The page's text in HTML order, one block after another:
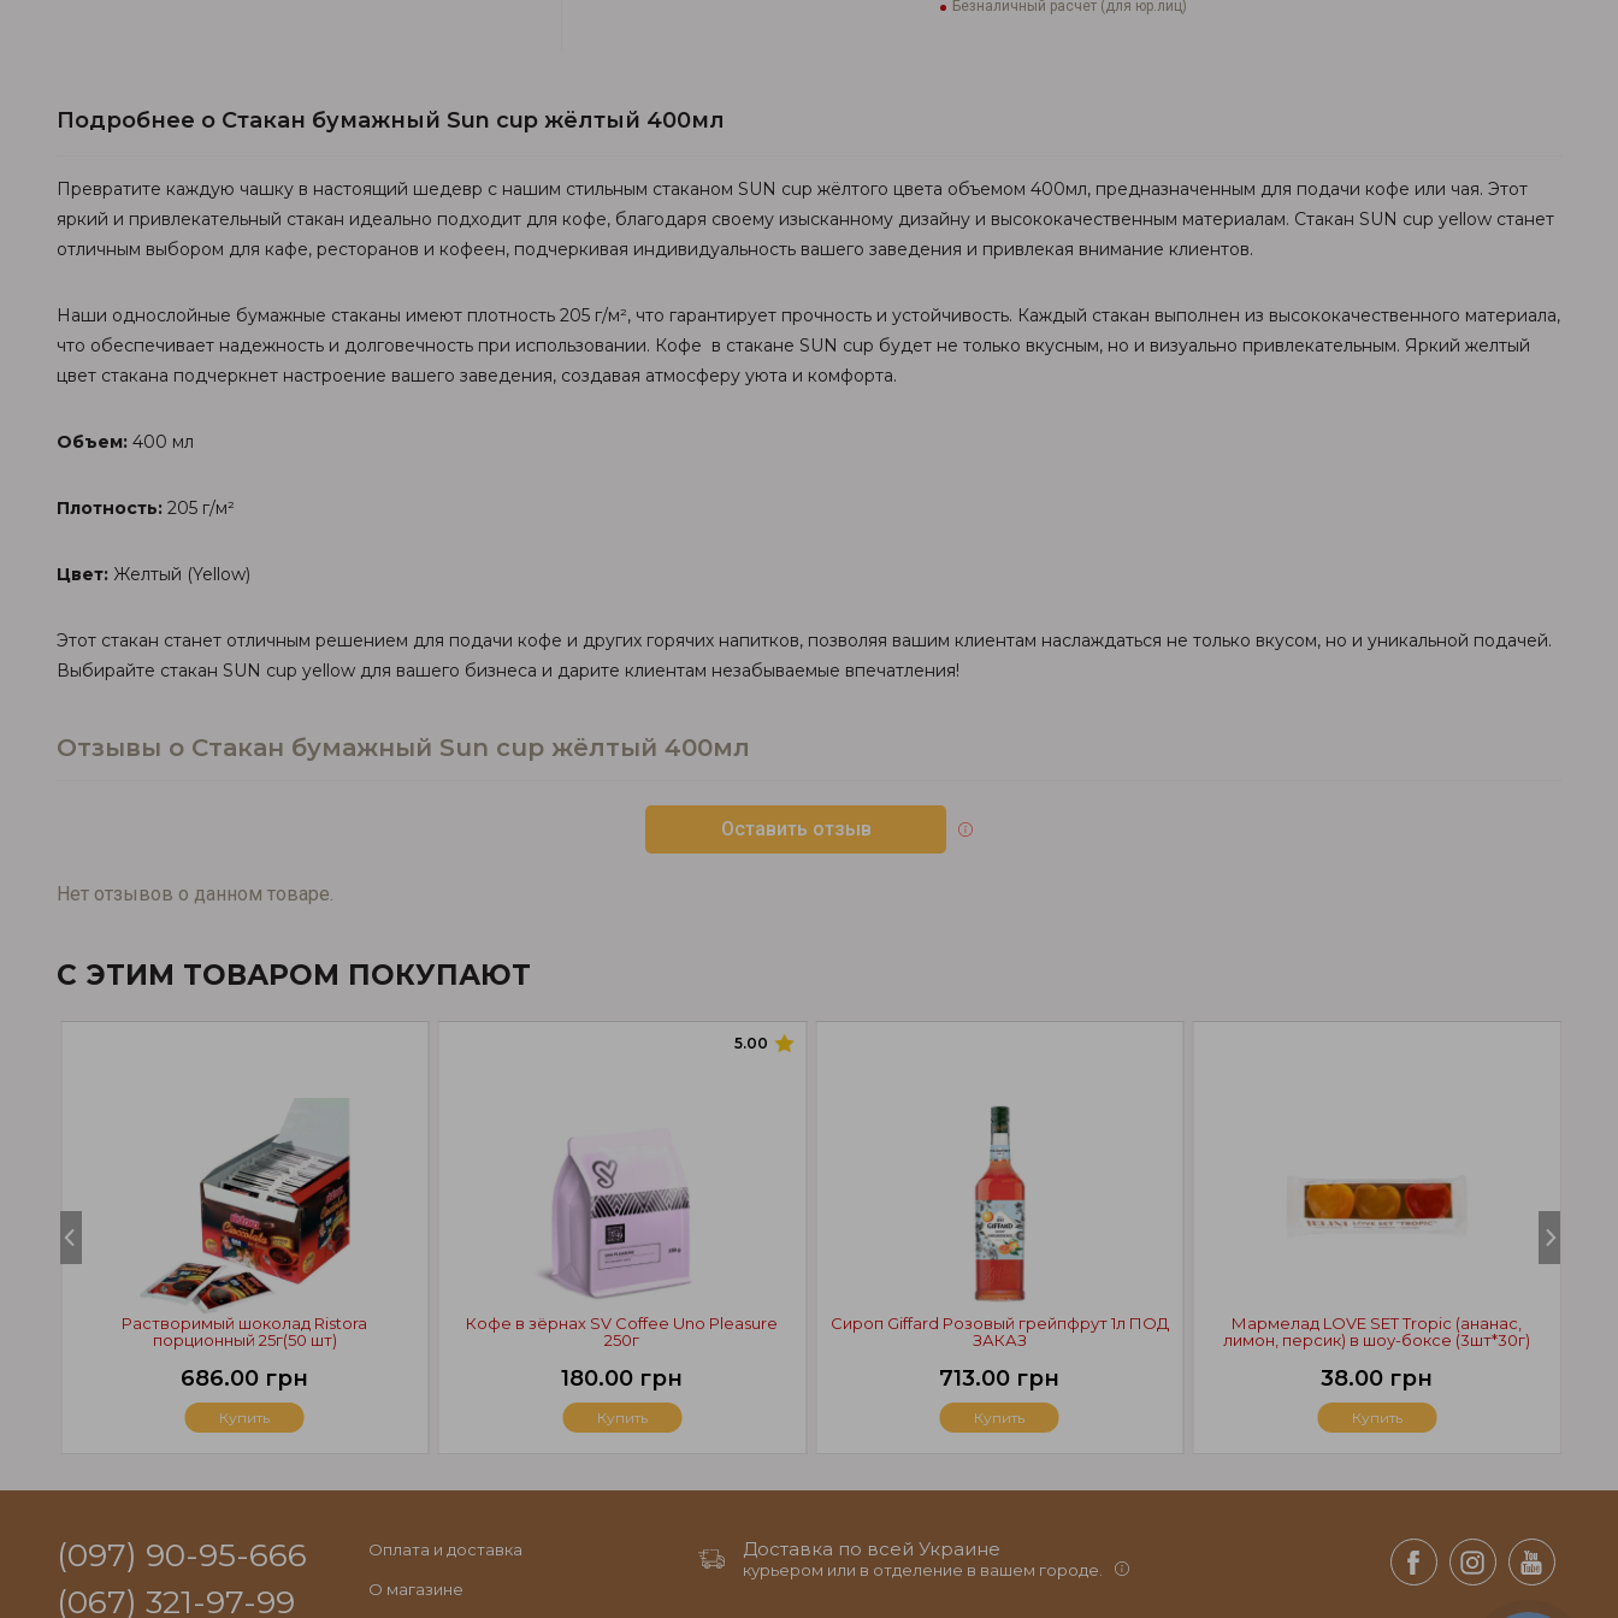
Безналичный расчет (для юр.лиц)
Подробнее о Стакан бумажный Sun cup жёлтый 400мл
Превратите каждую чашку в настоящий шедевр с нашим стильным стаканом SUN cup жёлтого цвета объемом 400мл, предназначенным для подачи кофе или чая. Этот
яркий и привлекательный стакан идеально подходит для кофе, благодаря своему изысканному дизайну и высококачественным материалам. Стакан SUN cup yellow станет
отличным выбором для кафе, ресторанов и кофеен, подчеркивая индивидуальность вашего заведения и привлекая внимание клиентов.
Наши однослойные бумажные стаканы имеют плотность 205 г/м², что гарантирует прочность и устойчивость. Каждый стакан выполнен из высококачественного материала,
что обеспечивает надежность и долговечность при использовании. Кофе в стакане SUN cup будет не только вкусным, но и визуально привлекательным. Яркий желтый
цвет стакана подчеркнет настроение вашего заведения, создавая атмосферу уюта и комфорта.
Объем: 400 мл
Плотность: 205 г/м²
Цвет: Желтый (Yellow)
Этот стакан станет отличным решением для подачи кофе и других горячих напитков, позволяя вашим клиентам наслаждаться не только вкусом, но и уникальной подачей.
Выбирайте стакан SUN cup yellow для вашего бизнеса и дарите клиентам незабываемые впечатления!
Отзывы о Стакан бумажный Sun cup жёлтый 400мл
Оставить отзыв
Нет отзывов о данном товаре.
С ЭТИМ ТОВАРОМ ПОКУПАЮТ
Мармелад LOVE SET Tropic (ананас,
лимон, персик) в шоу-боксе (3шт*30г)
38.00 грн
Купить
Растворимый шоколад Ristora
порционный 25г(50 шт)
686.00 грн
Купить
5.00
Кофе в зёрнах SV Coffee Uno Pleasure
250г
180.00 грн
Купить
Сироп Giffard Розовый грейпфрут 1л ПОД
ЗАКАЗ
713.00 грн
Купить
(097) 90-95-666
(067) 321-97-99
Оплата и доставка
О магазине
Доставка по всей Украине
курьером или в отделение в вашем городе.